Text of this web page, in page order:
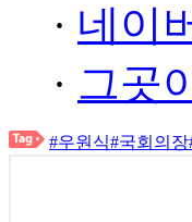
· 네이
· 그곳
#우원식#국회의장